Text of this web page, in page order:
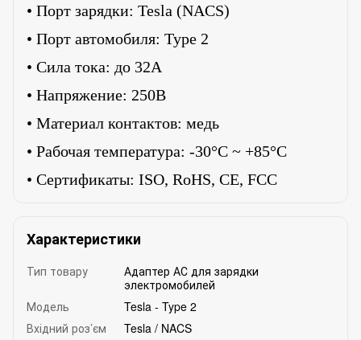
• Порт зарядки: Tesla (NACS)
• Порт автомобиля: Type 2
• Сила тока: до 32A
• Напряжение: 250В
• Материал контактов: медь
• Рабочая температура: -30°С ~ +85°С
• Сертификаты: ISO, RoHS, CE, FCC
Характеристики
Тип товару
Адаптер АС для зарядки
электромобилей
Модель
Tesla - Type 2
Вхідний роз’єм
Tesla / NACS